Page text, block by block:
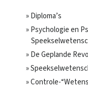
» Diploma’s
» Psychologie en
» De Geplande
»
» Controle-